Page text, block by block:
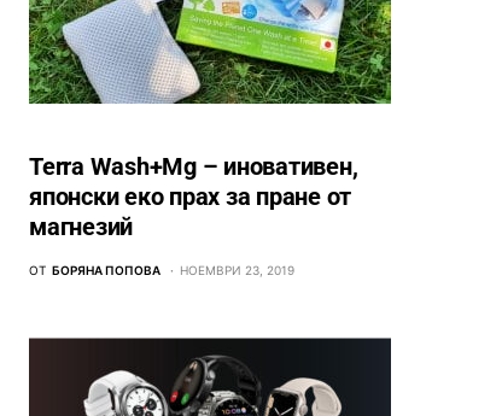
Terra Wash+Mg – иновативен,
японски еко прах за пране от
магнезий
ОТ БОРЯНА ПОПОВА НОЕМВРИ 23, 2019